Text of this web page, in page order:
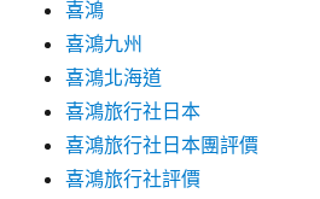
喜鴻
喜鴻九州
喜鴻北海道
喜鴻旅行社日本
喜鴻旅行社日本團評價
喜鴻旅行社評價